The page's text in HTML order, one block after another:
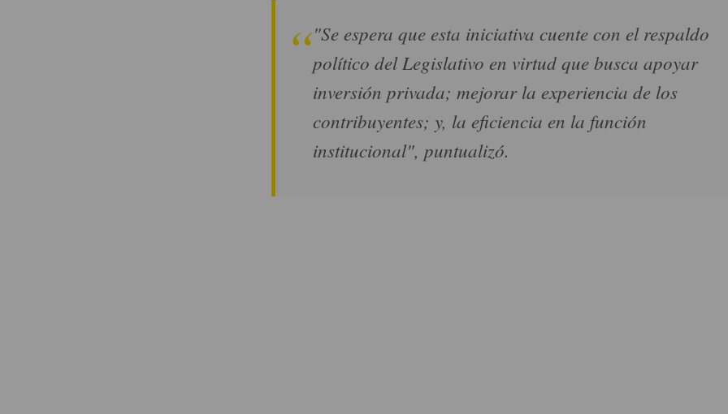
"Se espera que esta iniciativa cuente con el respaldo
político del Legislativo en virtud que busca apoyar
inversión privada; mejorar la experiencia de los
contribuyentes; y, la eficiencia en la función
institucional", puntualizó.